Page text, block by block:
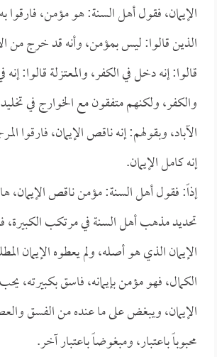
الإيمان، فقول أهل السنة: هو مؤمن، فارقوا
الذين قالوا: ليس بمؤمن، وأنه قد خرج من
قالوا: إنه دخل في الكفر، والمعتزلة قالوا: إنه
والكفر، ولكنهم متفقون مع الخوارج في
الآباد، وبقولهم: إنه ناقص الإيمان، فارقوا
إنه كامل الإيمان.
إذاً: فقول أهل السنة: مؤمن ناقص الإيمان،
تحديد مذهب أهل السنة في مرتكب الكبيرة،
الإيمان الذي هو أصله، ولم يعطوه الإيمان
الكمال، فهو مؤمن بإيمانه، فاسق بكبيرته،
الإيمان، ويبغض على ما عنده من الفسق
محبوباً باعتبار، ومبغوضاً باعتبار آخر.